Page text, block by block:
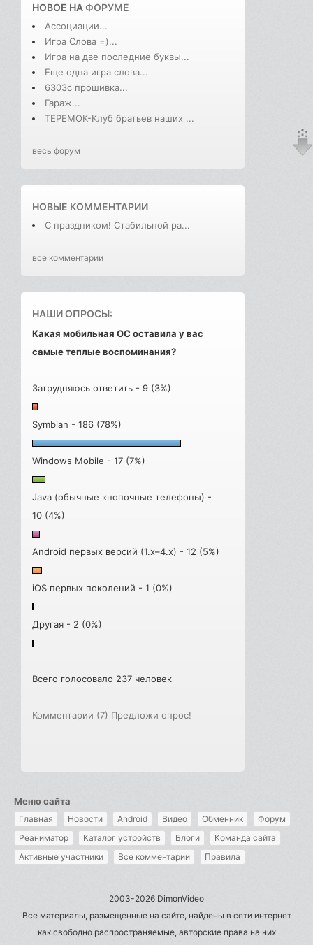
НОВОЕ НАФОРУМЕ
Ассоциации...
Игра Слова =)...
Игра на две последние буквы...
Еще одна игра слова...
6303с прошивка...
Гараж...
ТЕРЕМОК-Клуб братьев наших ...
весь форум
НОВЫЕ КОММЕНТАРИИ
С праздником! Стабильной ра...
все комментарии
НАШИ ОПРОСЫ:
Какая мобильная ОС оставила у вас
самые теплые воспоминания?
Затрудняюсь ответить - 9 (3%)
Symbian - 186 (78%)
Windows Mobile - 17 (7%)
Java (обычные кнопочные телефоны) -
10 (4%)
Android первых версий (1.x–4.x) - 12 (5%)
iOS первых поколений - 1 (0%)
Другая - 2 (0%)
Всего голосовало 237 человек
Комментарии (7) Предложи опрос!
Меню сайта
Главная Новости Android Видео Обменник
Форум
Реаниматор
Каталог устройств Блоги
Команда сайта
Активные участники
Все комментарии Правила
2003-2026 DimonVideo
Все материалы, размещенные на сайте, найдены в сети интернет
как свободно распространяемые, авторские права на них